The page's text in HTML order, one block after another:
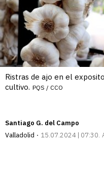
Ristras de ajo en el
cultivo. PQS / CCO
Santiago G. del Campo
Valladolid
15.07.2024 | 07:30